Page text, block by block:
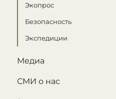
Экопрос
Безопасность
Экспедиции
Медиа
СМИ о нас